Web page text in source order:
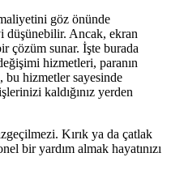
göz önünde
düşünebilir. Ancak, ekran
çözüm sunar. İşte burada
hizmetleri, paranın
bu hizmetler sayesinde
kaldığınız yerden
Kırık ya da çatlak
bir yardım almak hayatınızı